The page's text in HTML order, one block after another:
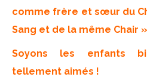
comme frère et sœur du
Sang et de la même Chair »
Soyons les enfants
tellement aimés !